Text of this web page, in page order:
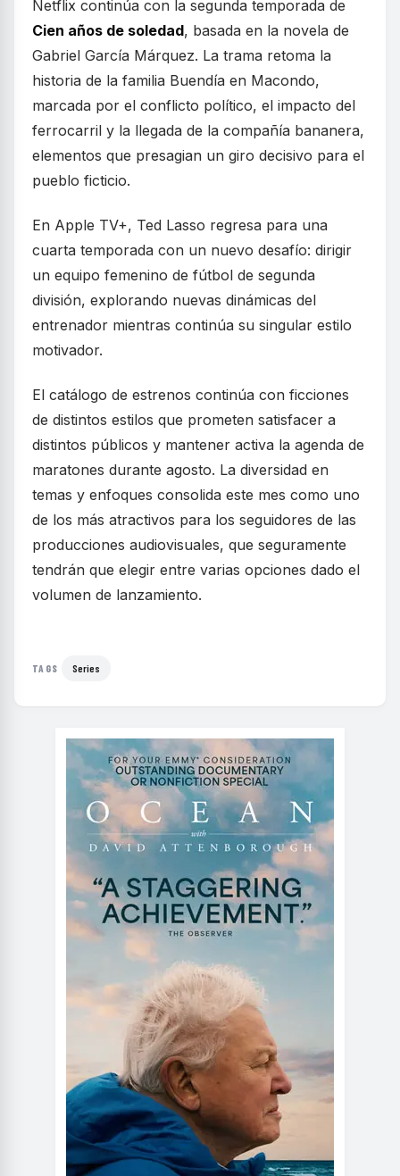
Netflix continúa con la segunda temporada de
Cien años de soledad, basada en la novela de
Gabriel García Márquez. La trama retoma la
historia de la familia Buendía en Macondo,
marcada por el conflicto político, el impacto del
ferrocarril y la llegada de la compañía bananera,
elementos que presagian un giro decisivo para el
pueblo ficticio.
En Apple TV+, Ted Lasso regresa para una
cuarta temporada con un nuevo desafío: dirigir
un equipo femenino de fútbol de segunda
división, explorando nuevas dinámicas del
entrenador mientras continúa su singular estilo
motivador.
El catálogo de estrenos continúa con ficciones
de distintos estilos que prometen satisfacer a
distintos públicos y mantener activa la agenda de
maratones durante agosto. La diversidad en
temas y enfoques consolida este mes como uno
de los más atractivos para los seguidores de las
producciones audiovisuales, que seguramente
tendrán que elegir entre varias opciones dado el
volumen de lanzamiento.
TAGS Series